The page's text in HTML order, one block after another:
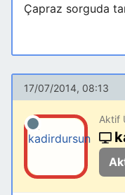
Çapraz sorguda
17/07/2014, 08:13
Aktif